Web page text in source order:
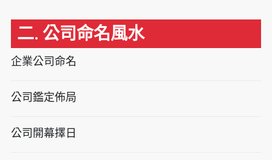
二. 公司命名風水
企業公司命名
公司鑑定佈局
公司開幕擇日